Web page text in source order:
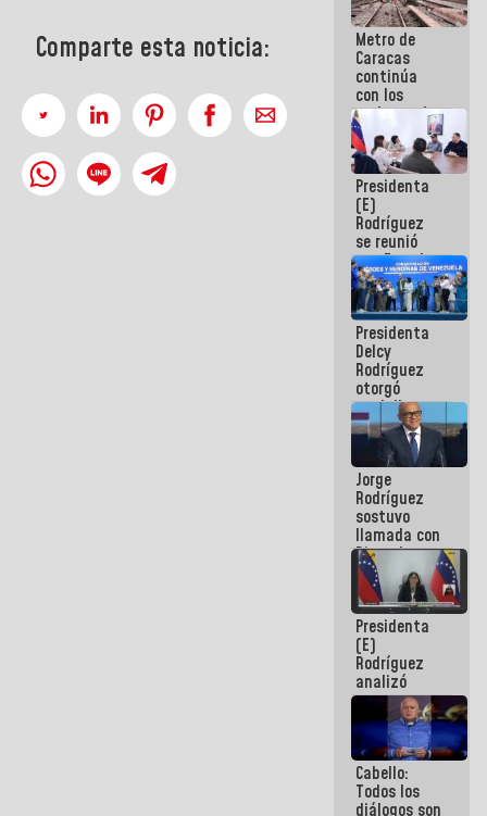
Comparte esta noticia: Metro de
Caracas
continúa
con los
trabajos de
mantenimiento
e inspección
en la Línea 2
Presidenta
(E)
Rodríguez
se reunió
con Estado
Mayor
Eléctrico
para
abordar
planes de
acción
Presidenta
Delcy
Rodríguez
otorgó
medalla
"Héroe de
Venezuela"
a servidores
públicos
Jorge
Rodríguez
sostuvo
llamada con
Dinorah
Figuera y
acuerdan
primer
encuentro
presencial
para el
diálogo
Presidenta
(E)
Rodríguez
analizó
junto a
gobernadores
planes de
recuperación
del Sistema
Eléctrico
Cabello:
Todos los
diálogos son